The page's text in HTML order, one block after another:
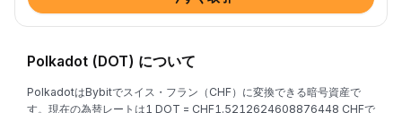
Polkadot (DOT) について
PolkadotはBybitでスイス・フラン（CHF）に変換できる暗号資産で
す。現在の為替レートは1 DOT = CHF1.5212624608876448 CHFで